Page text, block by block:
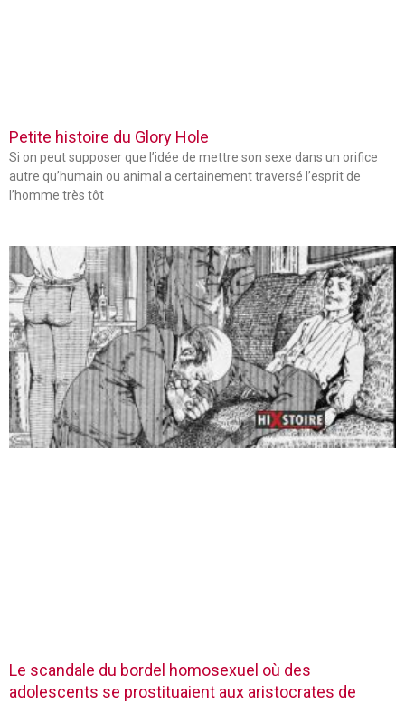
Petite histoire du Glory Hole
Si on peut supposer que l’idée de mettre son sexe dans un orifice
autre qu’humain ou animal a certainement traversé l’esprit de
l’homme très tôt
Le scandale du bordel homosexuel où des
adolescents se prostituaient aux aristocrates de